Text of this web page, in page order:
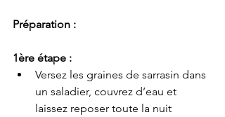
Préparation :
1ère étape :
Versez les graines de sarrasin dans
un saladier, couvrez d’eau et
laissez reposer toute la nuit